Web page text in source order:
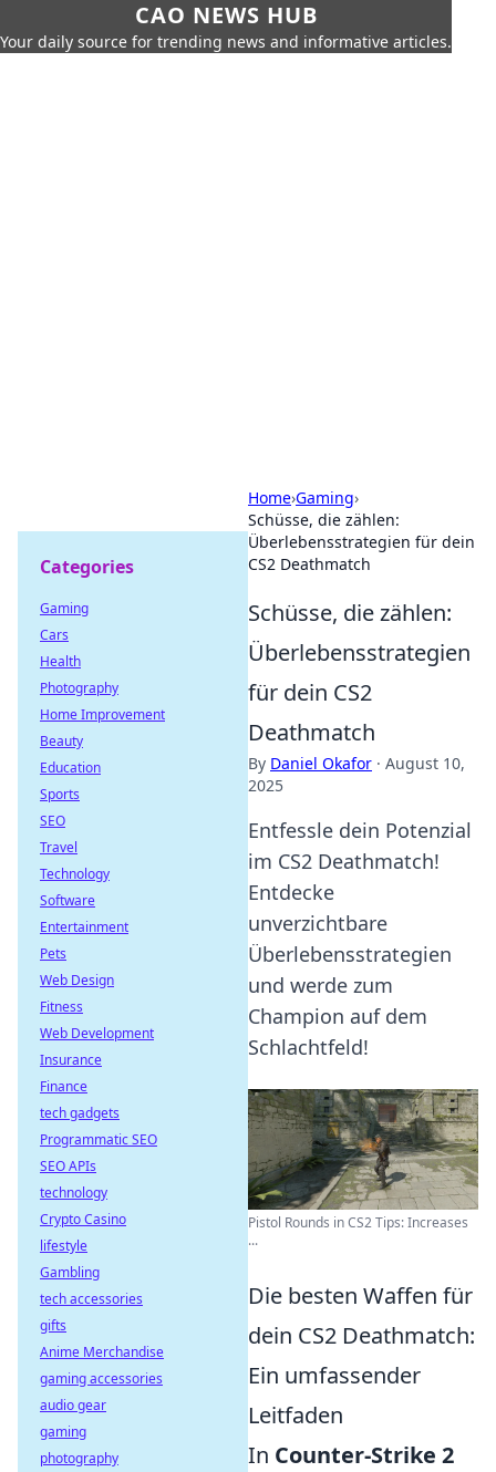
CAO NEWS HUB
Your daily source for trending news and informative articles.
Home›Gaming›
Schüsse, die zählen:
Überlebensstrategien für dein
CS2 Deathmatch
Schüsse, die zählen:
Überlebensstrategien
für dein CS2
Deathmatch
By Daniel Okafor · August 10,
2025
Entfessle dein Potenzial
im CS2 Deathmatch!
Entdecke
unverzichtbare
Überlebensstrategien
und werde zum
Champion auf dem
Schlachtfeld!
Pistol Rounds in CS2 Tips: Increases
...
Die besten Waffen für
dein CS2 Deathmatch:
Ein umfassender
Leitfaden
In Counter-Strike 2
Categories
Gaming
Cars
Health
Photography
Home Improvement
Beauty
Education
Sports
SEO
Travel
Technology
Software
Entertainment
Pets
Web Design
Fitness
Web Development
Insurance
Finance
tech gadgets
Programmatic SEO
SEO APIs
technology
Crypto Casino
lifestyle
Gambling
tech accessories
gifts
Anime Merchandise
gaming accessories
audio gear
gaming
photography